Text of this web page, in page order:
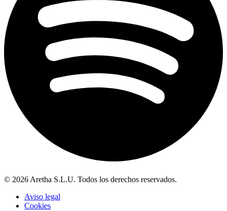
© 2026 Aretha S.L.U. Todos los derechos reservados.
Aviso legal
Cookies